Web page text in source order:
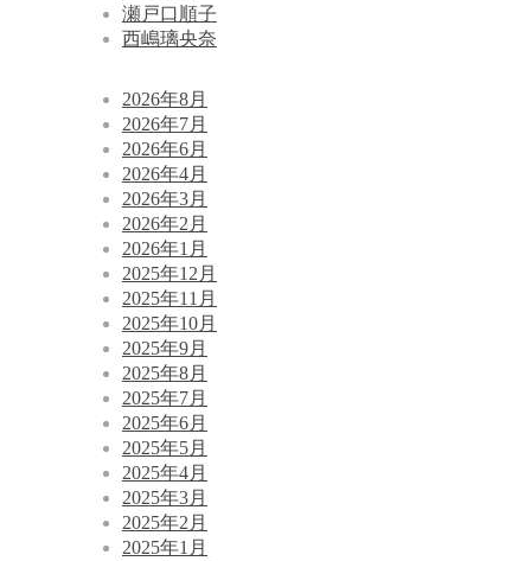
瀬戸口順子
西嶋璃央奈
2026年8月
2026年7月
2026年6月
2026年4月
2026年3月
2026年2月
2026年1月
2025年12月
2025年11月
2025年10月
2025年9月
2025年8月
2025年7月
2025年6月
2025年5月
2025年4月
2025年3月
2025年2月
2025年1月